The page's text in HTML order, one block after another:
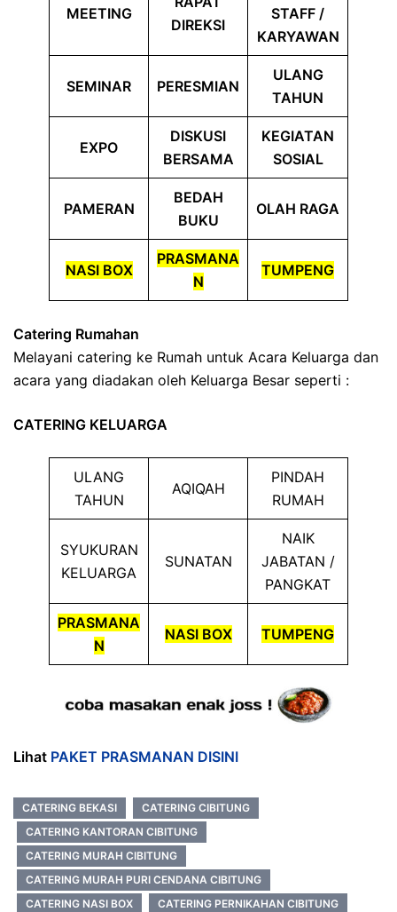
MEETING
DIREKSI
STAFF /
KARYAWAN
SEMINAR PERESMIAN
ULANG
TAHUN
EXPO
DISKUSI
BERSAMA
KEGIATAN
SOSIAL
PAMERAN
BEDAH
BUKU
OLAH RAGA
NASI BOX
PRASMANA
N
TUMPENG
Catering Rumahan
Melayani catering ke Rumah untuk Acara Keluarga dan
acara yang diadakan oleh Keluarga Besar seperti :
CATERING KELUARGA
ULANG
TAHUN
AQIQAH
PINDAH
RUMAH
SYUKURAN
KELUARGA
SUNATAN
NAIK
JABATAN /
PANGKAT
PRASMANA
N
NASI BOX TUMPENG
Lihat PAKET PRASMANAN DISINI
CATERING BEKASI
CATERING CIBITUNG
CATERING KANTORAN CIBITUNG
CATERING MURAH CIBITUNG
CATERING MURAH PURI CENDANA CIBITUNG
CATERING NASI BOX
CATERING PERNIKAHAN CIBITUNG